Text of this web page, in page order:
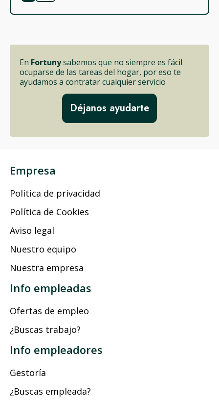
En Fortunysabemos que no siempre es fácil
ocuparse de las tareas del hogar, por eso te
ayudamos a contratar cualquier servicio
Déjanos ayudarte
Empresa
Política de privacidad
Política de Cookies
Aviso legal
Nuestro equipo
Nuestra empresa
Info empleadas
Ofertas de empleo
¿Buscas trabajo?
Info empleadores
Gestoría
¿Buscas empleada?